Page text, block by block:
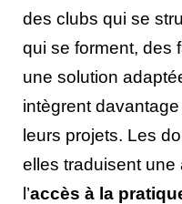
des clubs qui se
qui se forment, des
une solution
intègrent
leurs projets. Les
elles traduisent une
l’accès à la